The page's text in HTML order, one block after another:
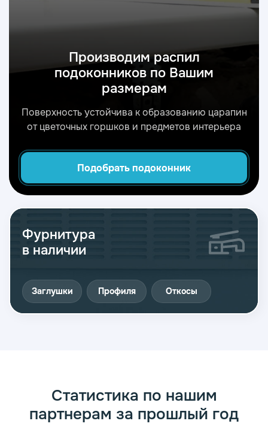
Производим распил
подоконников по Вашим
размерам
Поверхность устойчива к образованию царапин
от цветочных горшков и предметов интерьера
Подобрать подоконник
Фурнитура
в наличии
Заглушки Профиля Откосы
Статистика по нашим
партнерам за прошлый год